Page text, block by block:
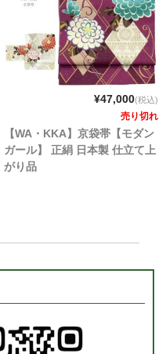
¥47,000(税込)
売り切れ
【WA・KKA】京袋帯【モダン
ガール】 正絹 日本製 仕立て上
がり品